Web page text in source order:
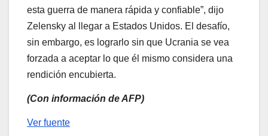
esta guerra de manera rápida y confiable”, dijo
Zelensky al llegar a Estados Unidos. El desafío,
sin embargo, es lograrlo sin que Ucrania se vea
forzada a aceptar lo que él mismo considera una
rendición encubierta.
(Con información de AFP)
Ver fuente